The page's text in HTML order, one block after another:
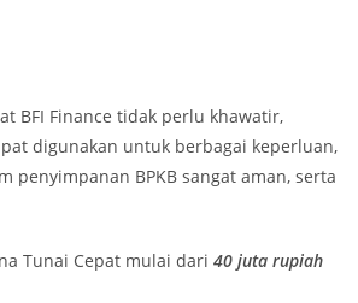
BFI Finance tidak perlu khawatir,
digunakan untuk berbagai keperluan,
BPKB sangat aman, serta
Tunai Cepat mulai dari 40 juta rupiah